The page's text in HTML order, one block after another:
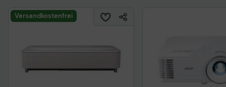
Versandkostenfrei